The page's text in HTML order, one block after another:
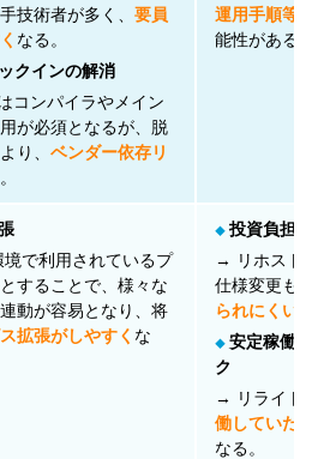
技術者が多く、 要員
なる。
クインの解消
コンパイラやメイン
が必須となるが、脱
り、 ベンダー依存リ
。
運用手順等
能性がある
で利用されているプ
することで、様々な
動が容易となり、将
拡張がしやすく な
◆ 投資負担
→ リホスト
仕様変更も
られにくい
◆ 安定稼働
ク
→ リライト
働していた
なる。